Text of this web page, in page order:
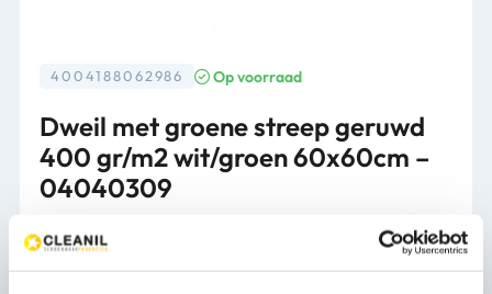
4004188062986 Op voorraad
Dweil met groene streep geruwd
400 gr/m2 wit/groen 60x60cm –
04040309
Verpakking